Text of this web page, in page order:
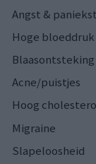
Angst &
Hoge bloeddruk
Blaasontsteking
Acne/puistjes
Hoog
Migraine
Slapeloosheid